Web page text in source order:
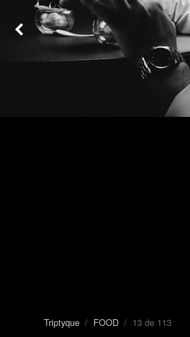
Triptyque / FOOD / 13 de 113